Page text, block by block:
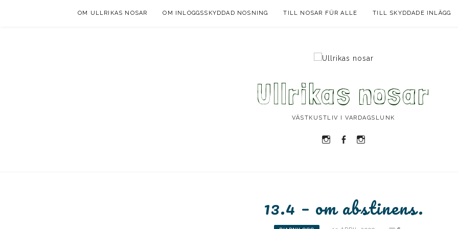
OM ULLRIKAS NOSAR OM INLOGGSSKYDDAD NOSNING TILL NOSAR FÜR ALLE TILL SKYDDADE INLÄGG
Ullrikas nosar
VÄSTKUSTLIV I VARDAGSLUNK
Instagram
Facebook
13.4 – om abstinens.